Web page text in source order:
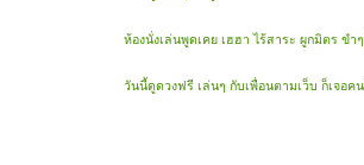
ห้องนั่งเล่นพูดเคย เฮฮา ไร้สาระ ผูกมิตร ขำๆ
วันนี้ดูดวงฟรี เล่นๆ กับเพื่อนตามเว็บ ก็เจอ